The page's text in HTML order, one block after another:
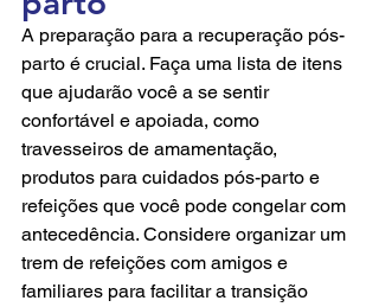
A preparação para a recuperação pós-
parto é crucial. Faça uma lista de itens
que ajudarão você a se sentir
confortável e apoiada, como
travesseiros de amamentação,
produtos para cuidados pós-parto e
refeições que você pode congelar com
antecedência. Considere organizar um
trem de refeições com amigos e
familiares para facilitar a transição